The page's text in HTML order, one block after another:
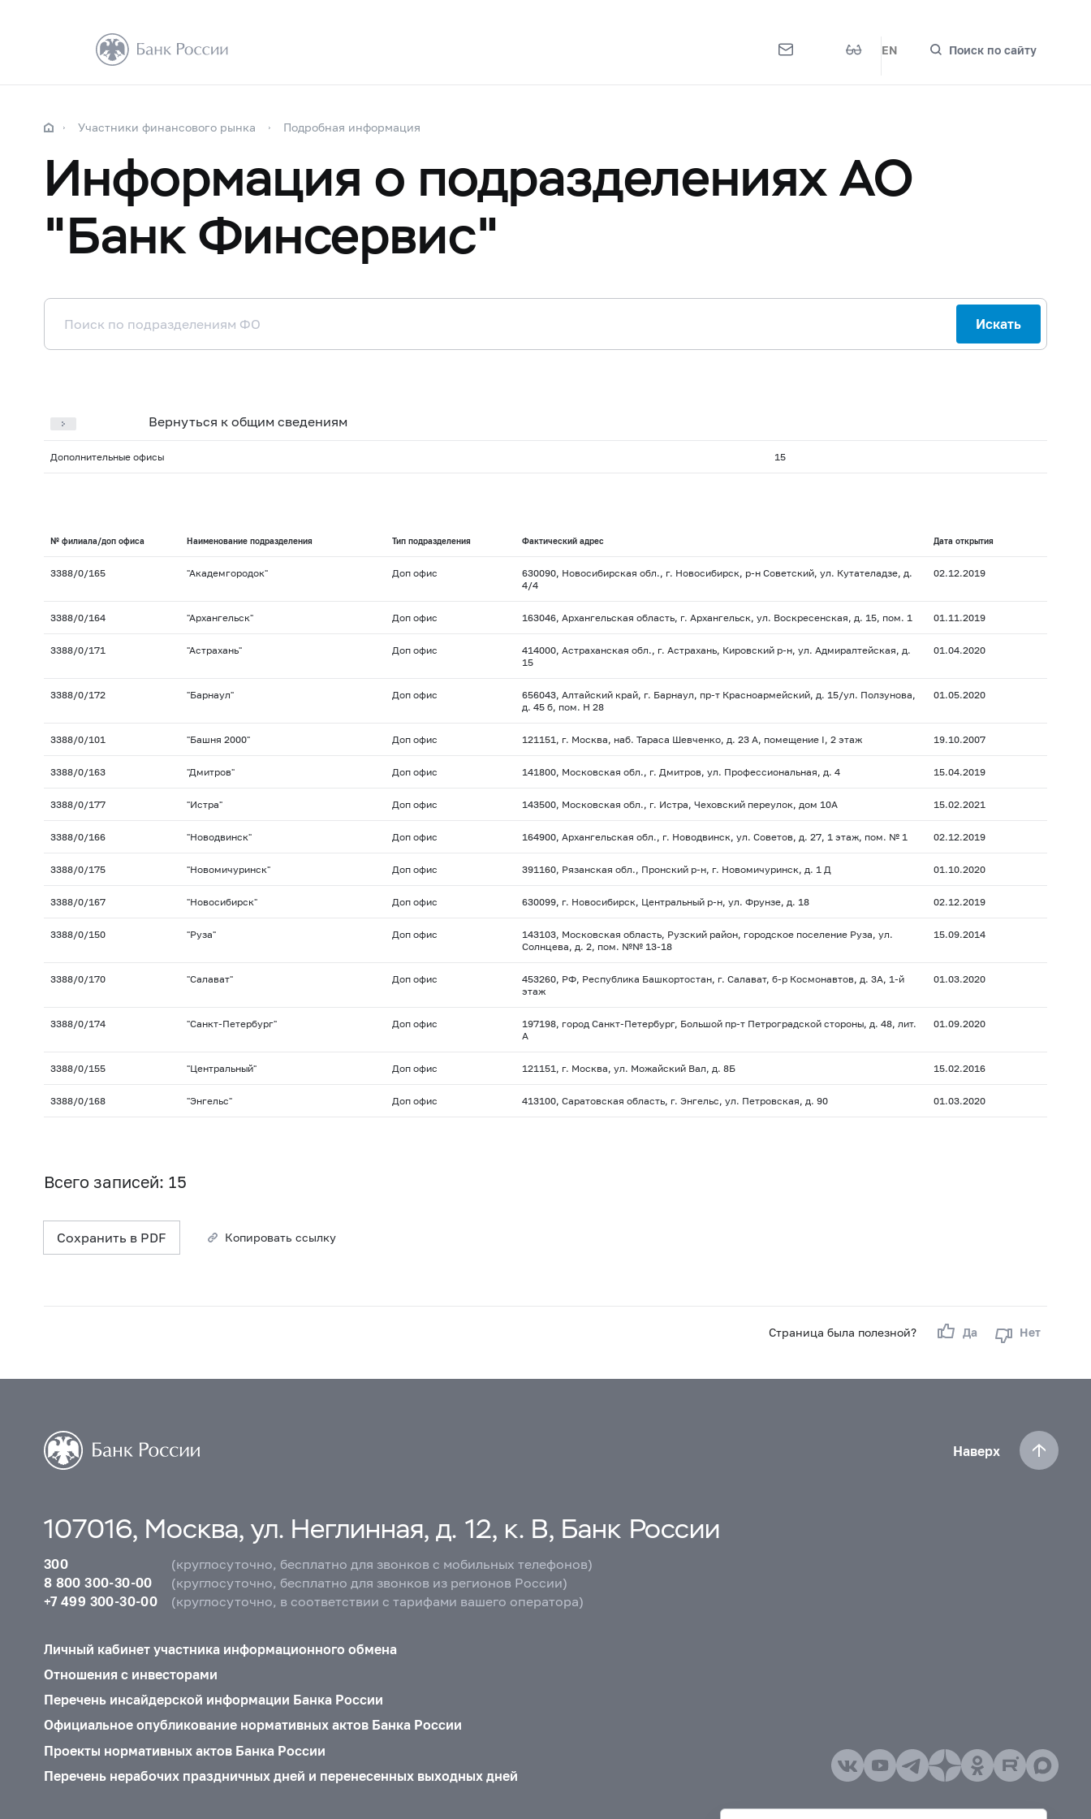
EN Поиск по сайту
Участники финансового рынка Подробная информация
Информация о подразделениях АО
"Банк Финсервис"
Искать
Вернуться к общим сведениям
Дополнительные офисы 15
№ филиала/доп офиса Наименование подразделения Тип подразделения Фактический адрес Дата открытия
3388/0/165 "Академгородок" Доп офис
630090, Новосибирская обл., г. Новосибирск, р-н Советский, ул. Кутателадзе, д.
4/4
02.12.2019
3388/0/164 "Архангельск" Доп офис 163046, Архангельская область, г. Архангельск, ул. Воскресенская, д. 15, пом. 1 01.11.2019
3388/0/171 "Астрахань" Доп офис
414000, Астраханская обл., г. Астрахань, Кировский р-н, ул. Адмиралтейская, д.
15
01.04.2020
3388/0/172 "Барнаул" Доп офис
656043, Алтайский край, г. Барнаул, пр-т Красноармейский, д. 15/ул. Ползунова,
д. 45 б, пом. Н 28
01.05.2020
3388/0/101 "Башня 2000" Доп офис 121151, г. Москва, наб. Тараса Шевченко, д. 23 А, помещение I, 2 этаж 19.10.2007
3388/0/163 "Дмитров" Доп офис 141800, Московская обл., г. Дмитров, ул. Профессиональная, д. 4 15.04.2019
3388/0/177 "Истра" Доп офис 143500, Московская обл., г. Истра, Чеховский переулок, дом 10А 15.02.2021
3388/0/166 "Новодвинск" Доп офис 164900, Архангельская обл., г. Новодвинск, ул. Советов, д. 27, 1 этаж, пом. № 1 02.12.2019
3388/0/175 "Новомичуринск" Доп офис 391160, Рязанская обл., Пронский р-н, г. Новомичуринск, д. 1 Д 01.10.2020
3388/0/167 "Новосибирск" Доп офис 630099, г. Новосибирск, Центральный р-н, ул. Фрунзе, д. 18 02.12.2019
3388/0/150 "Руза" Доп офис
143103, Московская область, Рузский район, городское поселение Руза, ул.
Солнцева, д. 2, пом. №№ 13-18
15.09.2014
3388/0/170 "Салават" Доп офис
453260, РФ, Республика Башкортостан, г. Салават, б-р Космонавтов, д. 3А, 1-й
этаж
01.03.2020
3388/0/174 "Санкт-Петербург" Доп офис
197198, город Санкт-Петербург, Большой пр-т Петроградской стороны, д. 48, лит.
А
01.09.2020
3388/0/155 "Центральный" Доп офис 121151, г. Москва, ул. Можайский Вал, д. 8Б 15.02.2016
3388/0/168 "Энгельс" Доп офис 413100, Саратовская область, г. Энгельс, ул. Петровская, д. 90 01.03.2020
Всего записей: 15
Сохранить в PDF Копировать ссылку
Страница была полезной? Да Нет
Наверх
107016, Москва, ул. Неглинная, д. 12, к. В, Банк России
300
(круглосуточно, бесплатно для звонков с мобильных телефонов)
8 800 300-30-00
(круглосуточно, бесплатно для звонков из регионов России)
+7 499 300-30-00
(круглосуточно, в соответствии с тарифами вашего оператора)
Личный кабинет участника информационного обмена
Отношения с инвесторами
Перечень инсайдерской информации Банка России
Официальное опубликование нормативных актов Банка России
Проекты нормативных актов Банка России
Перечень нерабочих праздничных дней и перенесенных выходных дней